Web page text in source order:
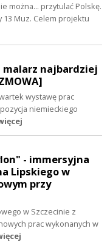
można... przytulać Polskę.
13 Muz. Celem projektu
malarz najbardziej
wystawę prac
niemieckiego
- immersyjna
Lipskiego w
przy
w Szczecinie z
prac wykonanych w